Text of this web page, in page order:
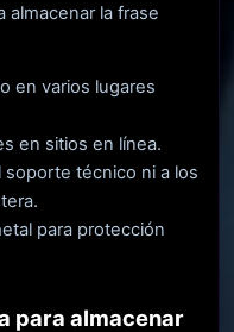
almacenar la frase
en varios lugares
en sitios en línea.
soporte técnico ni a los
para protección
para almacenar